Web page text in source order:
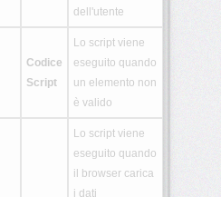
dell'utente
Codice
Script
Lo script viene
eseguito quando
un elemento non
è valido
Lo script viene
eseguito quando
il browser carica
i dati